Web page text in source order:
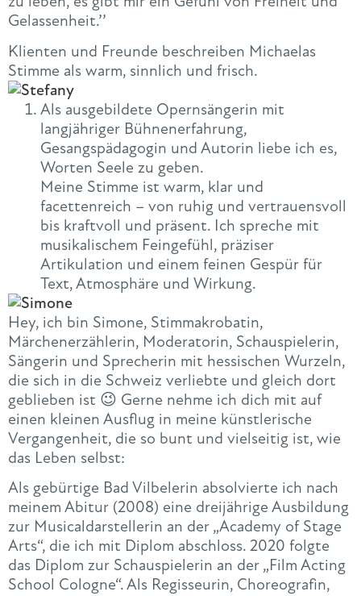
Gelassenheit.’’
Klienten und Freunde beschreiben Michaelas
Stimme als warm, sinnlich und frisch.
Als ausgebildete Opernsängerin mit
langjähriger Bühnenerfahrung,
Gesangspädagogin und Autorin liebe ich es,
Worten Seele zu geben.
Meine Stimme ist warm, klar und
facettenreich – von ruhig und vertrauensvoll
bis kraftvoll und präsent. Ich spreche mit
musikalischem Feingefühl, präziser
Artikulation und einem feinen Gespür für
Text, Atmosphäre und Wirkung.
Hey, ich bin Simone, Stimmakrobatin,
Märchenerzählerin, Moderatorin, Schauspielerin,
Sängerin und Sprecherin mit hessischen Wurzeln,
die sich in die Schweiz verliebte und gleich dort
geblieben ist 😉 Gerne nehme ich dich mit auf
einen kleinen Ausflug in meine künstlerische
Vergangenheit, die so bunt und vielseitig ist, wie
das Leben selbst:
Als gebürtige Bad Vilbelerin absolvierte ich nach
meinem Abitur (2008) eine dreijährige Ausbildung
zur Musicaldarstellerin an der „Academy of Stage
Arts“, die ich mit Diplom abschloss. 2020 folgte
das Diplom zur Schauspielerin an der „Film Acting
School Cologne“. Als Regisseurin, Choreografin,